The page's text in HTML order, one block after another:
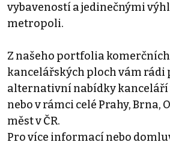
vybaveností a jedinečnými
metropoli.
Z našeho portfolia komerčních
kancelářských ploch vám
alternativní nabídky kanceláří
nebo v rámci celé Prahy, Brna,
měst v ČR.
Pro více informací nebo